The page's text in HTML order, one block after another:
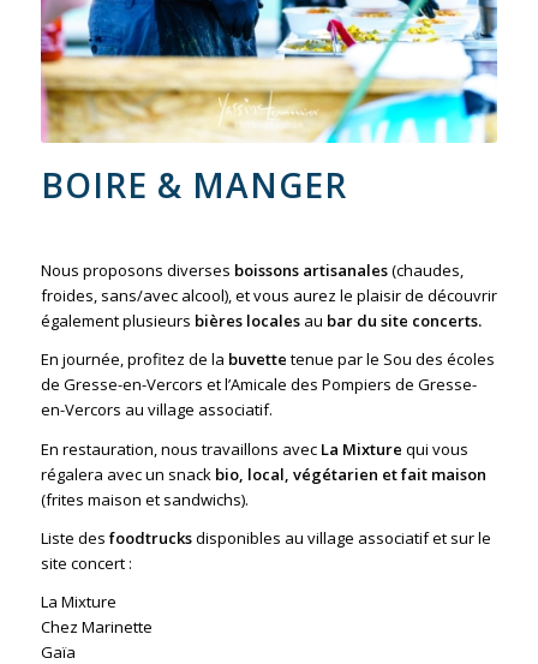
BOIRE & MANGER
Nous proposons diverses boissons artisanales(chaudes,
froides, sans/avec alcool), et vous aurez le plaisir de découvrir
également plusieurs bières localesau bar du site concerts.
En journée, profitez de la buvette tenue par le Sou des écoles
de Gresse-en-Vercors et l’Amicale des Pompiers de Gresse-
en-Vercors au village associatif.
En restauration, nous travaillons avec La Mixture qui vous
régalera avec un snack bio, local, végétarien et fait maison
(frites maison et sandwichs).
Liste des foodtrucksdisponibles au village associatif et sur le
site concert :
La Mixture
Chez Marinette
Gaïa